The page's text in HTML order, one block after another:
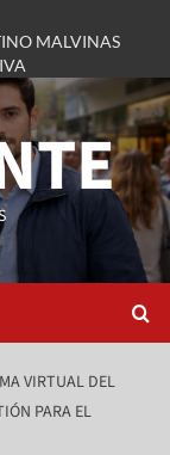
MALVINAS
VIRTUAL DEL
PARA EL